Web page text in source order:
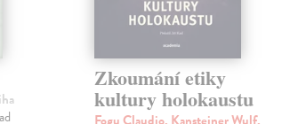
Zkoumání etiky
kultury holokaustu